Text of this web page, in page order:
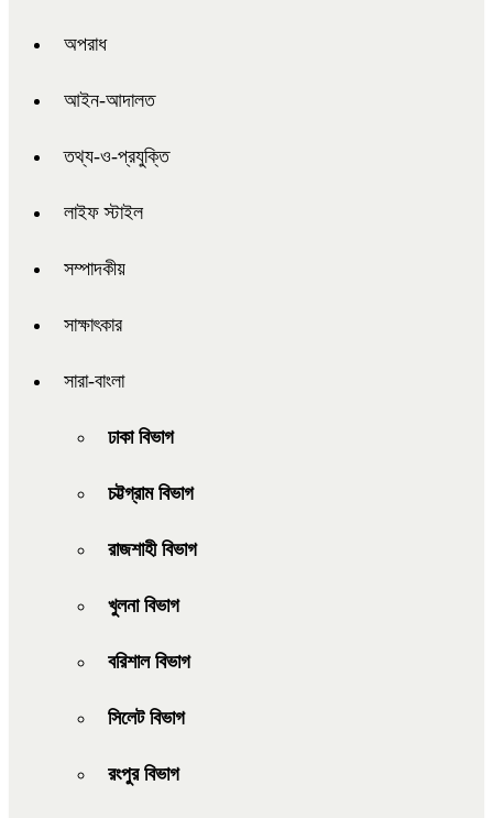
অপরাধ
আইন-আদালত
তথ্য-ও-প্রযুক্তি
লাইফ স্টাইল
সম্পাদকীয়
সাক্ষাৎকার
সারা-বাংলা
ঢাকা বিভাগ
চট্টগ্রাম বিভাগ
রাজশাহী বিভাগ
খুলনা বিভাগ
বরিশাল বিভাগ
সিলেট বিভাগ
রংপুর বিভাগ